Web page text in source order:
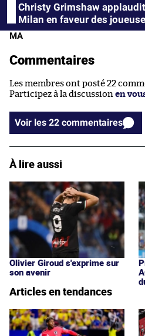
Christy Grimshaw
Milan en faveur des
MA
Commentaires
Les membres ont posté 22
Participez à la discussion en
Voir les 22 commentaires
À lire aussi
Olivier Giroud s'exprime sur
son avenir
Articles en tendances